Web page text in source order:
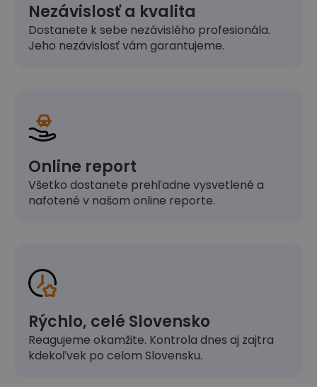
Nezávislosť a kvalita
Dostanete k sebe nezávislého profesionála.
Jeho nezávislosť vám garantujeme.
Online report
Všetko dostanete prehľadne vysvetlené a
nafotené v našom online reporte.
Rýchlo, celé Slovensko
Reagujeme okamžite. Kontrola dnes aj zajtra
kdekoľvek po celom Slovensku.